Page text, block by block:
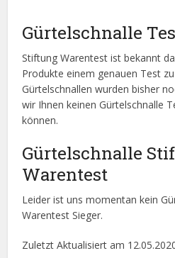
Gürtelschnalle
Stiftung Warentest ist bekannt
Produkte einem genauen Test
Gürtelschnallen wurden bisher
wir Ihnen keinen Gürtelschnalle
können.
Gürtelschnalle
Warentest
Leider ist uns momentan kein
Warentest Sieger.
Zuletzt Aktualisiert am